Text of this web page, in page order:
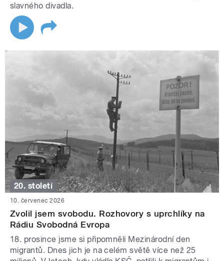
slavného divadla.
20. století
10. červenec 2026
Zvolil jsem svobodu. Rozhovory s uprchlíky na
Rádiu Svobodná Evropa
18. prosince jsme si připomněli Mezinárodní den
migrantů. Dnes jich je na celém světě více než 25